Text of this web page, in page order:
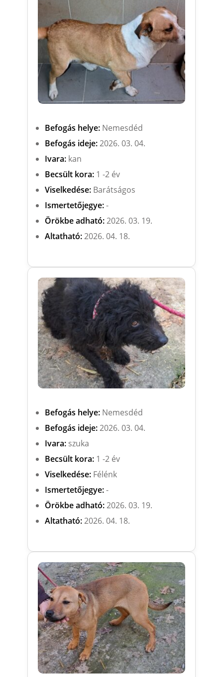
Befogás helye:Nemesdéd
Befogás ideje:2026. 03. 04.
Ivara:kan
Becsült kora:1 -2 év
Viselkedése:Barátságos
Ismertetőjegye:-
Örökbe adható:2026. 03. 19.
Altatható:2026. 04. 18.
Befogás helye:Nemesdéd
Befogás ideje:2026. 03. 04.
Ivara:szuka
Becsült kora:1 -2 év
Viselkedése:Félénk
Ismertetőjegye:-
Örökbe adható:2026. 03. 19.
Altatható:2026. 04. 18.